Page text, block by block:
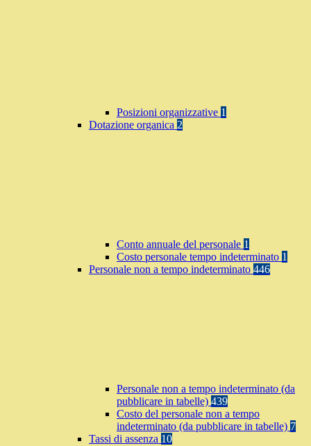
Posizioni organizzative 1
Dotazione organica 2
Conto annuale del personale 1
Costo personale tempo indeterminato 1
Personale non a tempo indeterminato 446
Personale non a tempo indeterminato (da
pubblicare in tabelle) 439
Costo del personale non a tempo
indeterminato (da pubblicare in tabelle) 7
Tassi di assenza 10